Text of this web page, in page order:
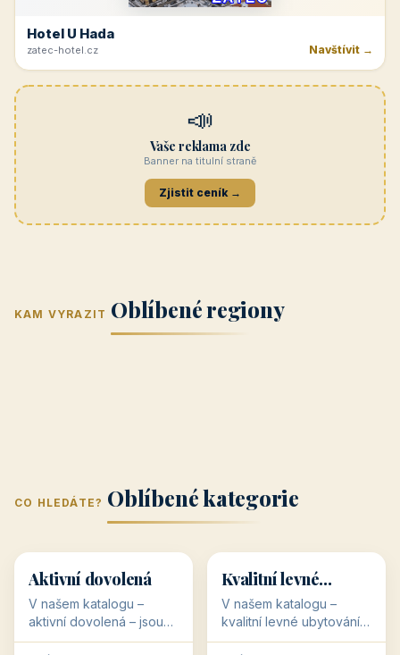
Hotel U Hada
zatec-hotel.cz Navštívit →
📣
Vaše reklama zde
Banner na titulní straně
Zjistit ceník →
KAM VYRAZIT Oblíbené regiony
(Jihomoravský
kraj)
kraj)
Zlínský kraj Žilinský
Karlovarský
Střední Čechy
(Středočeský
CO HLEDÁTE? Oblíbené kategorie
🥾 36 objektů
Aktivní dovolená
V našem katalogu –
aktivní dovolená – jsou
pro Vás připraveny
💰
💰
34 objektů
Kvalitní levné
ubytování
V našem katalogu –
kvalitní levné ubytování –
jsou pro Vás připraveny